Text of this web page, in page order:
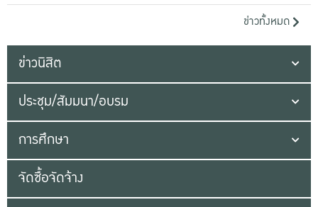
ข่าวทั้งหมด
ข่าวนิสิต
ประชุม/สัมมนา/อบรม
การศึกษา
จัดซื้อจัดจ้าง